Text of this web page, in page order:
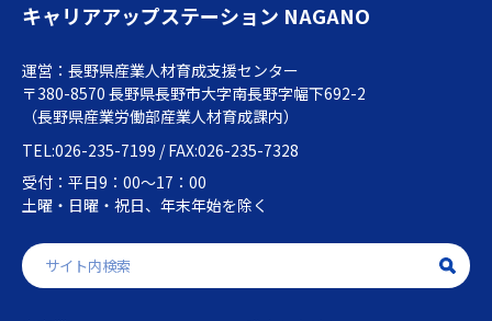
キャリアアップステーション NAGANO
運営：長野県産業人材育成支援センター
〒380-8570 長野県長野市大字南長野字幅下692-2
（長野県産業労働部産業人材育成課内）
TEL:026-235-7199 / FAX:026-235-7328
受付：平日9：00～17：00
土曜・日曜・祝日、年末年始を除く